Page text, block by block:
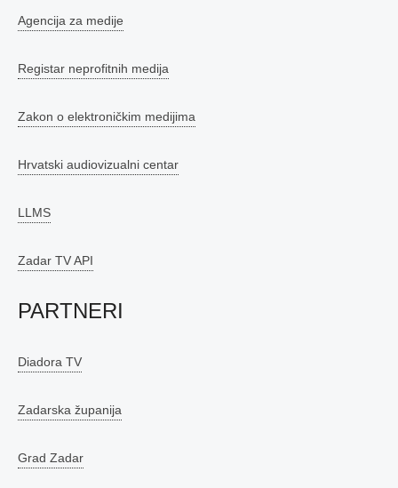
Agencija za medije
Registar neprofitnih medija
Zakon o elektroničkim medijima
Hrvatski audiovizualni centar
LLMS
Zadar TV API
PARTNERI
Diadora TV
Zadarska županija
Grad Zadar